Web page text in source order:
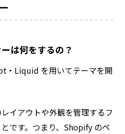
は何をするの？
・Liquid を用いてテーマを開
イアウトや外観を管理するフ
です。つまり、Shopify のペ